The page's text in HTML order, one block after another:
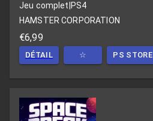
Jeu complet PS4
HAMSTER CORPORATION
€6,99
DÉTAIL ☆ PS STORE